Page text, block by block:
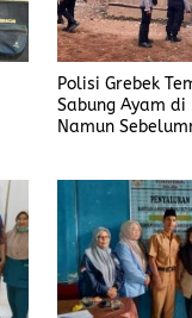
Polisi Grebek
Sabung Ayam di
Namun